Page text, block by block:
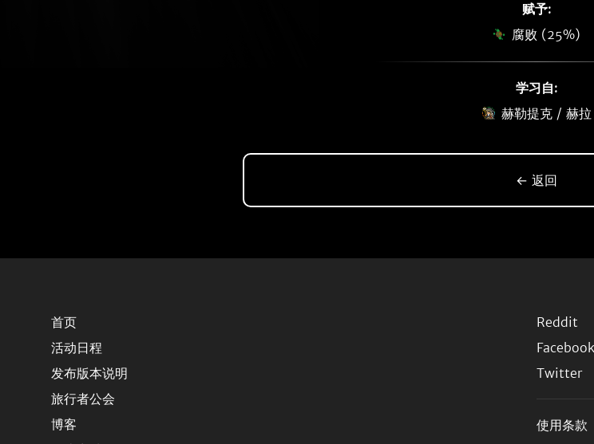
赋予:
腐败 (25%)
学习自:
赫勒提克 / 赫拉
← 返回
首页
活动日程
发布版本说明
旅行者公会
博客
Reddit
Facebook
Twitter
使用条款